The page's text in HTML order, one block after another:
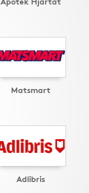
Matsmart
Adlibris